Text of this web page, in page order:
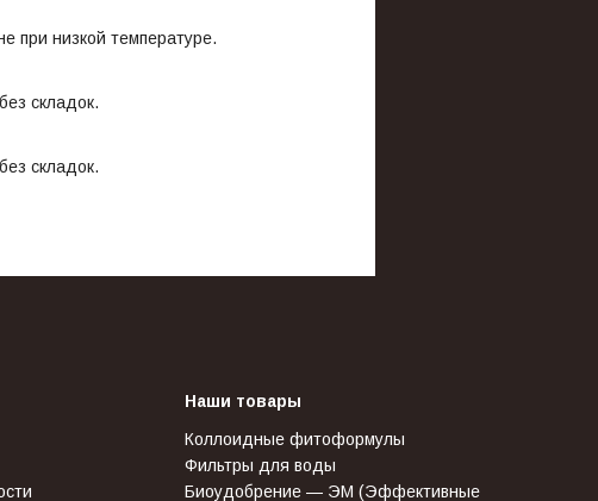
при низкой температуре.
складок.
складок.
Наши товары
Коллоидные фитоформулы
Фильтры для воды
Биоудобрение — ЭМ (Эффективные